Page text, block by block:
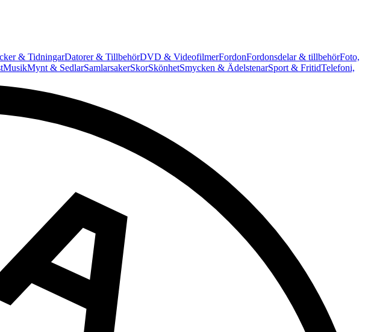
& TidningarDatorer & TillbehörDVD & VideofilmerFordonFordonsdelar & tillbehörFoto,
MusikMynt & SedlarSamlarsakerSkorSkönhetSmycken & ÄdelstenarSport & FritidTelefoni,